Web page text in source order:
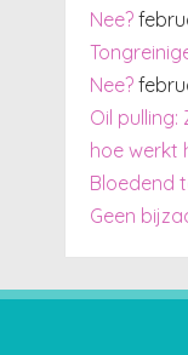
Nee?
Nee?
Oil pulling:
hoe werkt
Bloedend
Geen